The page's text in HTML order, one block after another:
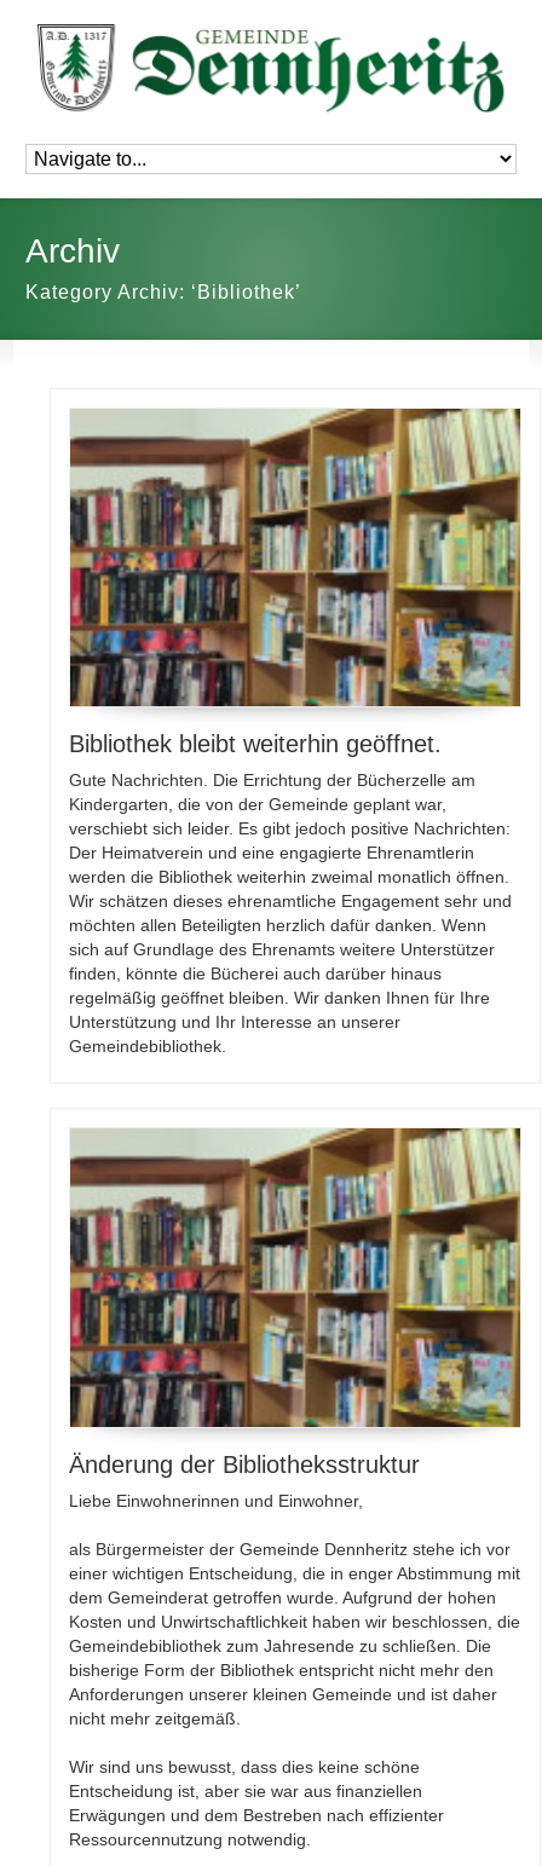
Archiv
Kategory Archiv: ‘Bibliothek’
Bibliothek bleibt weiterhin geöffnet.
Gute Nachrichten. Die Errichtung der Bücherzelle am
Kindergarten, die von der Gemeinde geplant war,
verschiebt sich leider. Es gibt jedoch positive Nachrichten:
Der Heimatverein und eine engagierte Ehrenamtlerin
werden die Bibliothek weiterhin zweimal monatlich öffnen.
Wir schätzen dieses ehrenamtliche Engagement sehr und
möchten allen Beteiligten herzlich dafür danken. Wenn
sich auf Grundlage des Ehrenamts weitere Unterstützer
finden, könnte die Bücherei auch darüber hinaus
regelmäßig geöffnet bleiben. Wir danken Ihnen für Ihre
Unterstützung und Ihr Interesse an unserer
Gemeindebibliothek.
Änderung der Bibliotheksstruktur
Liebe Einwohnerinnen und Einwohner,
als Bürgermeister der Gemeinde Dennheritz stehe ich vor
einer wichtigen Entscheidung, die in enger Abstimmung mit
dem Gemeinderat getroffen wurde. Aufgrund der hohen
Kosten und Unwirtschaftlichkeit haben wir beschlossen, die
Gemeindebibliothek zum Jahresende zu schließen. Die
bisherige Form der Bibliothek entspricht nicht mehr den
Anforderungen unserer kleinen Gemeinde und ist daher
nicht mehr zeitgemäß.
Wir sind uns bewusst, dass dies keine schöne
Entscheidung ist, aber sie war aus finanziellen
Erwägungen und dem Bestreben nach effizienter
Ressourcennutzung notwendig.